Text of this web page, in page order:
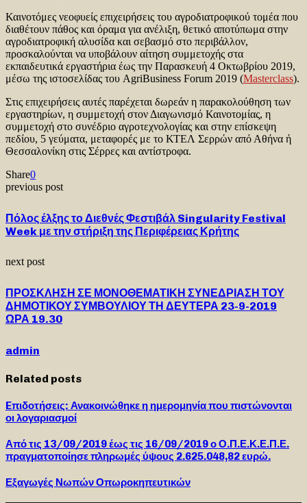
Καινοτόμες νεοφυείς επιχειρήσεις του αγροδιατροφικού τομέα που
διαθέτουν πάθος και όραμα για ανέλιξη, θετικό αποτύπωμα στην
αγροδιατροφική αλυσίδα και σεβασμό στο περιβάλλον,
προσκαλούνται να υποβάλουν αίτηση συμμετοχής στα
εκπαιδευτικά εργαστήρια έως την Παρασκευή 4 Οκτωβρίου 2019,
μέσω της ιστοσελίδας του AgriBusiness Forum 2019 (Masterclass).
Στις επιχειρήσεις αυτές παρέχεται δωρεάν η παρακολούθηση των
εργαστηρίων, η συμμετοχή στον Διαγωνισμό Καινοτομίας, η
συμμετοχή στο συνέδριο αγροτεχνολογίας και στην επίσκεψη
πεδίου, 5 γεύματα, μεταφορές με το ΚΤΕΛ Σερρών από Αθήνα ή
Θεσσαλονίκη στις Σέρρες και αντίστροφα.
Share0
previous post
Πόλος έλξης το Διεθνές Φεστιβάλ Singularity Festival
Week με την στήριξη της Περιφέρειας Κρήτης
next post
ΠΡΟΣΚΛΗΣΗ ΣΕ ΜΟΝΟΘΕΜΑΤΙΚΗ ΣΥΝΕΔΡΙΑΣΗ ΤΟΥ
ΔΗΜΟΤΙΚΟΥ ΣΥΜΒΟΥΛΙΟΥ ΤΗ ΔΕΥΤΕΡΑ 23-9-2019
ΩΡΑ 19.30
admin
Related posts
Eπιδοτήσεις: Ανακοινώθηκε η ημερομηνία που πιστώνονται
οι λογαριασμοί
Από τις 13/09/2019 έως τις 16/09/2019 ο Ο.Π.Ε.Κ.Ε.Π.Ε.
πραγματοποίησε πληρωμές ύψους 2.625.048,82 ευρώ.
Εξαγωγές Νωπών Οπωροκηπευτικών